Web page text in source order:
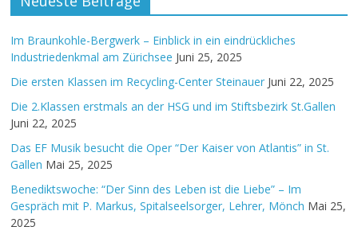
Im Braunkohle-Bergwerk – Einblick in ein eindrückliches
Industriedenkmal am Zürichsee Juni 25, 2025
Die ersten Klassen im Recycling-Center Steinauer Juni 22, 2025
Die 2.Klassen erstmals an der HSG und im Stiftsbezirk St.Gallen
Juni 22, 2025
Das EF Musik besucht die Oper “Der Kaiser von Atlantis” in St.
Gallen Mai 25, 2025
Benediktswoche: “Der Sinn des Leben ist die Liebe” – Im
Gespräch mit P. Markus, Spitalseelsorger, Lehrer, Mönch Mai 25,
2025